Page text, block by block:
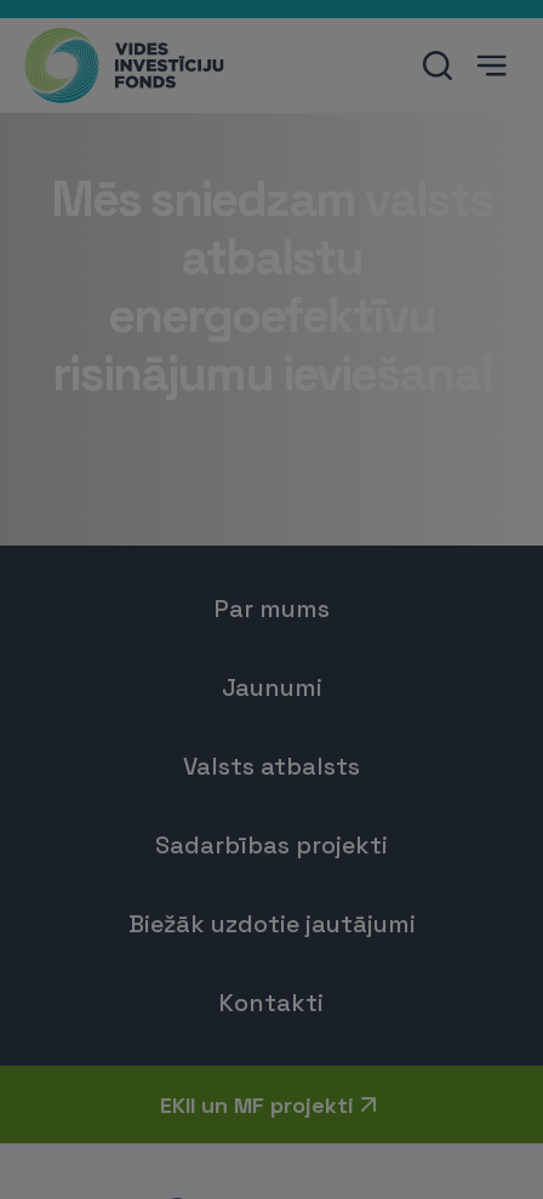
Par mums
Jaunumi
Valsts atbalsts
Sadarbības projekti
Biežāk uzdotie jautājumi
Kontakti
EKII un MF projekti